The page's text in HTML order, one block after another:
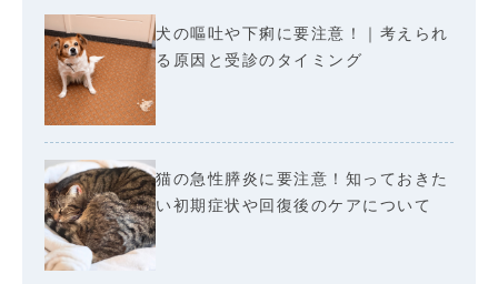
犬の嘔吐や下痢に要注意！｜考えられ
る原因と受診のタイミング
猫の急性膵炎に要注意！知っておきた
い初期症状や回復後のケアについて